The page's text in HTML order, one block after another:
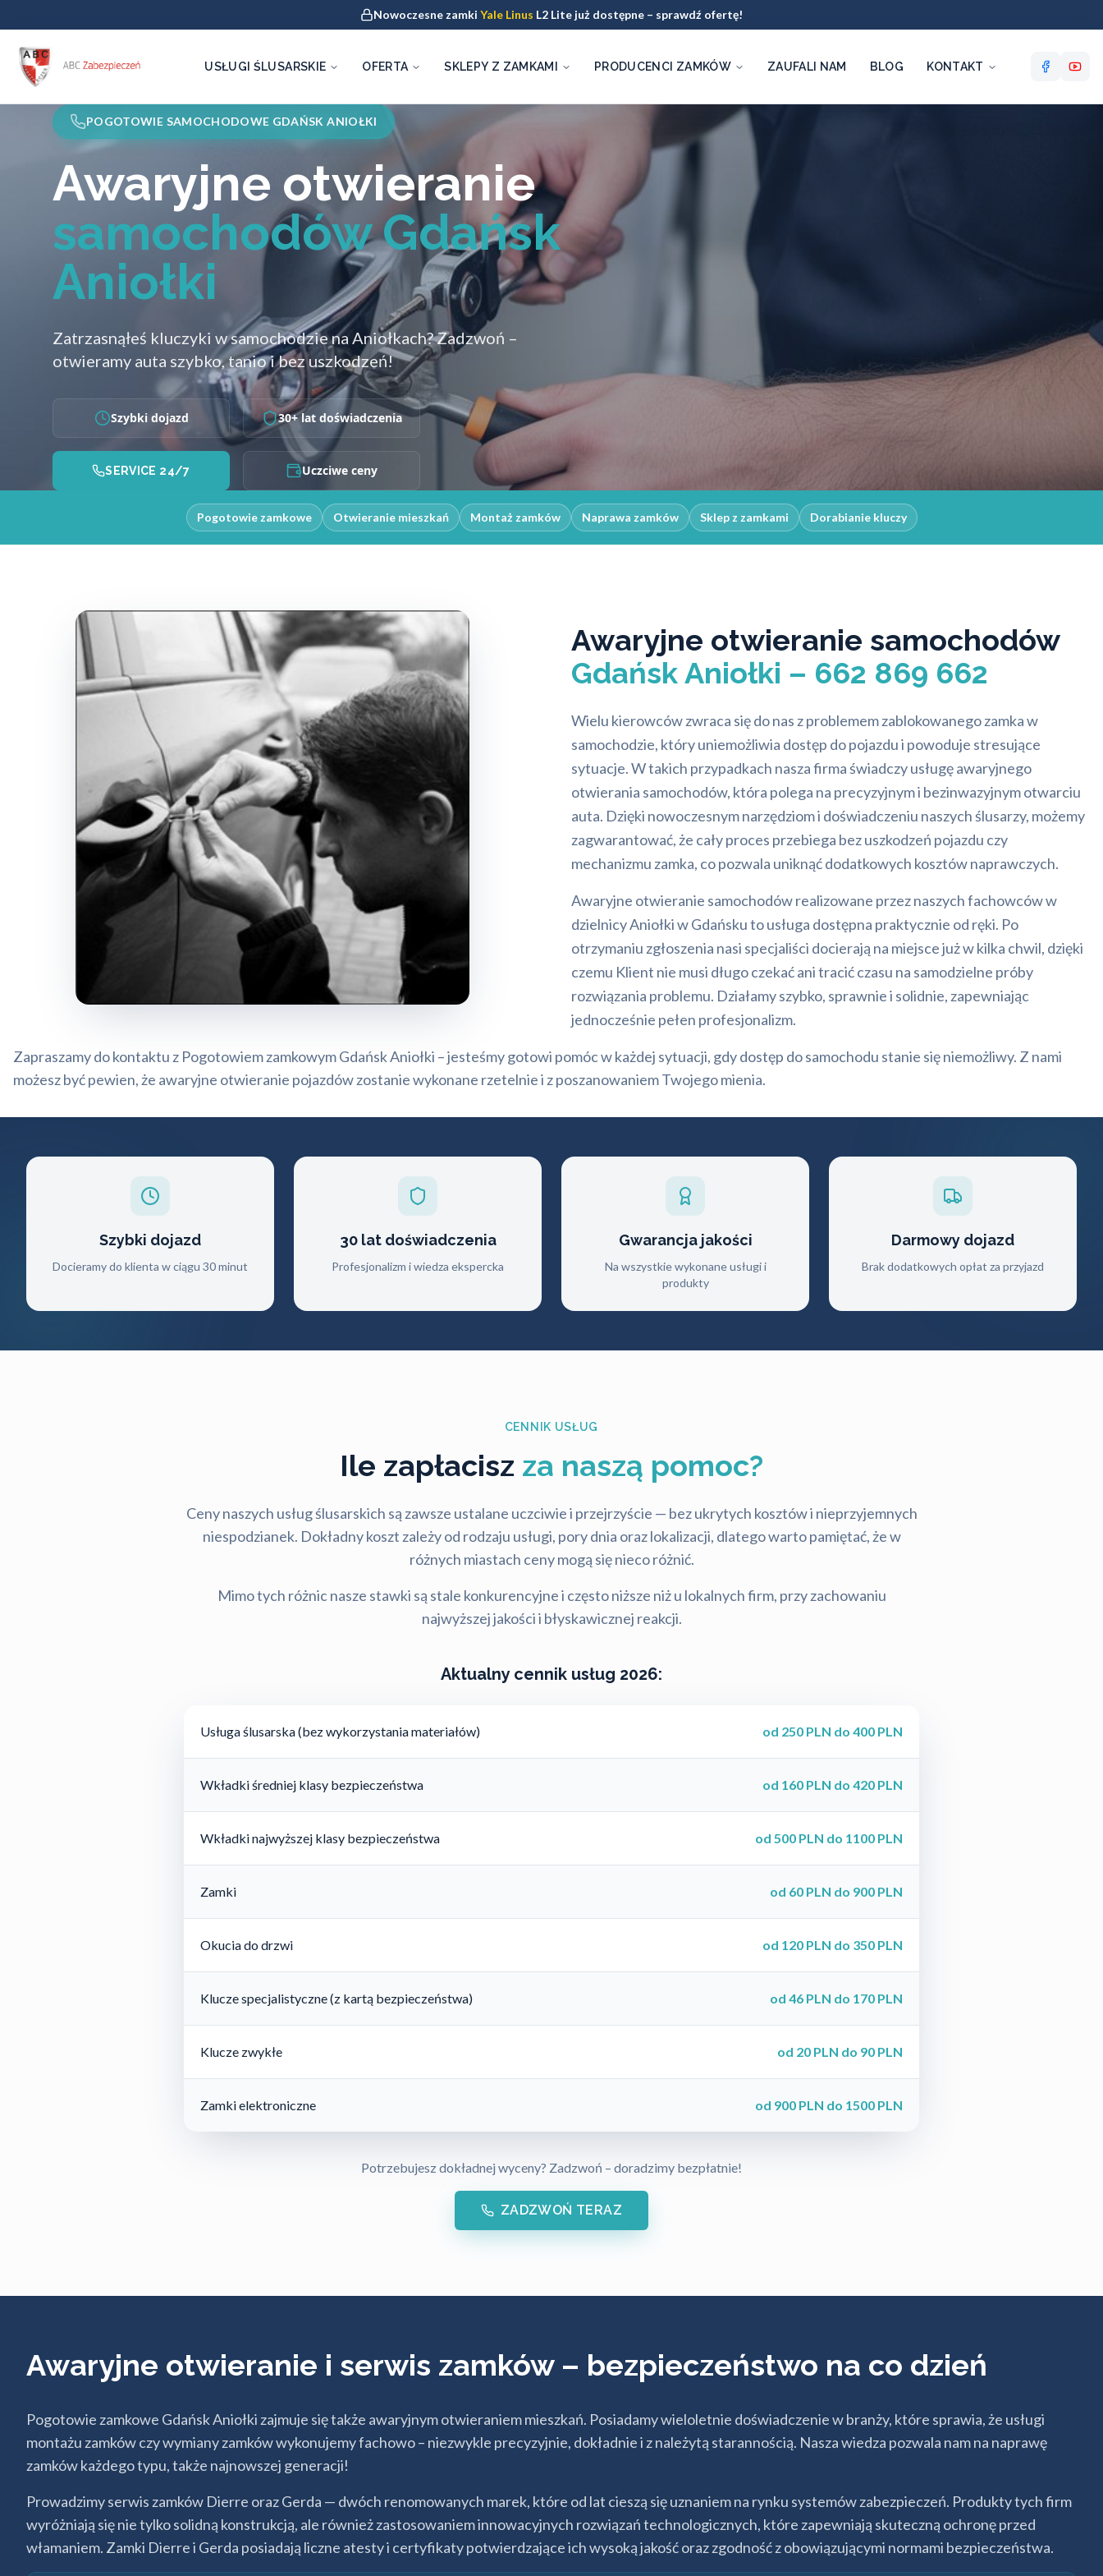
Nowoczesne zamki Yale Linus L2 Lite już dostępne – sprawdź ofertę!
USŁUGI ŚLUSARSKIE OFERTA SKLEPY Z ZAMKAMI PRODUCENCI ZAMKÓW ZAUFALI NAM BLOG KONTAKT
POGOTOWIE SAMOCHODOWE GDAŃSK ANIOŁKI
Awaryjne otwieranie
samochodów Gdańsk
Aniołki
Zatrzasnąłeś kluczyki w samochodzie na Aniołkach? Zadzwoń –
otwieramy auta szybko, tanio i bez uszkodzeń!
Szybki dojazd 30+ lat doświadczenia
SERVICE 24/7 Uczciwe ceny
Pogotowie zamkowe Otwieranie mieszkań Montaż zamków Naprawa zamków Sklep z zamkami Dorabianie kluczy
Awaryjne otwieranie samochodów
Gdańsk Aniołki – 662 869 662
Wielu kierowców zwraca się do nas z problemem zablokowanego zamka w
samochodzie, który uniemożliwia dostęp do pojazdu i powoduje stresujące
sytuacje. W takich przypadkach nasza firma świadczy usługę awaryjnego
otwierania samochodów, która polega na precyzyjnym i bezinwazyjnym otwarciu
auta. Dzięki nowoczesnym narzędziom i doświadczeniu naszych ślusarzy, możemy
zagwarantować, że cały proces przebiega bez uszkodzeń pojazdu czy
mechanizmu zamka, co pozwala uniknąć dodatkowych kosztów naprawczych.
Awaryjne otwieranie samochodów realizowane przez naszych fachowców w
dzielnicy Aniołki w Gdańsku to usługa dostępna praktycznie od ręki. Po
otrzymaniu zgłoszenia nasi specjaliści docierają na miejsce już w kilka chwil, dzięki
czemu Klient nie musi długo czekać ani tracić czasu na samodzielne próby
rozwiązania problemu. Działamy szybko, sprawnie i solidnie, zapewniając
jednocześnie pełen profesjonalizm.
Zapraszamy do kontaktu z Pogotowiem zamkowym Gdańsk Aniołki – jesteśmy gotowi pomóc w każdej sytuacji, gdy dostęp do samochodu stanie się niemożliwy. Z nami
możesz być pewien, że awaryjne otwieranie pojazdów zostanie wykonane rzetelnie i z poszanowaniem Twojego mienia.
Szybki dojazd
Docieramy do klienta w ciągu 30 minut
30 lat doświadczenia
Profesjonalizm i wiedza ekspercka
Gwarancja jakości
Na wszystkie wykonane usługi i
produkty
Darmowy dojazd
Brak dodatkowych opłat za przyjazd
CENNIK USŁUG
Ile zapłacisz za naszą pomoc?
Ceny naszych usług ślusarskich są zawsze ustalane uczciwie i przejrzyście — bez ukrytych kosztów i nieprzyjemnych
niespodzianek. Dokładny koszt zależy od rodzaju usługi, pory dnia oraz lokalizacji, dlatego warto pamiętać, że w
różnych miastach ceny mogą się nieco różnić.
Mimo tych różnic nasze stawki są stale konkurencyjne i często niższe niż u lokalnych firm, przy zachowaniu
najwyższej jakości i błyskawicznej reakcji.
Aktualny cennik usług 2026:
Usługa ślusarska (bez wykorzystania materiałów) od 250 PLN do 400 PLN
Wkładki średniej klasy bezpieczeństwa od 160 PLN do 420 PLN
Wkładki najwyższej klasy bezpieczeństwa od 500 PLN do 1100 PLN
Zamki od 60 PLN do 900 PLN
Okucia do drzwi od 120 PLN do 350 PLN
Klucze specjalistyczne (z kartą bezpieczeństwa) od 46 PLN do 170 PLN
Klucze zwykłe od 20 PLN do 90 PLN
Zamki elektroniczne od 900 PLN do 1500 PLN
Potrzebujesz dokładnej wyceny? Zadzwoń – doradzimy bezpłatnie!
ZADZWOŃ TERAZ
Awaryjne otwieranie i serwis zamków – bezpieczeństwo na co dzień
Pogotowie zamkowe Gdańsk Aniołki zajmuje się także awaryjnym otwieraniem mieszkań. Posiadamy wieloletnie doświadczenie w branży, które sprawia, że usługi
montażu zamków czy wymiany zamków wykonujemy fachowo – niezwykle precyzyjnie, dokładnie i z należytą starannością. Nasza wiedza pozwala nam na naprawę
zamków każdego typu, także najnowszej generacji!
Prowadzimy serwis zamków Dierre oraz Gerda — dwóch renomowanych marek, które od lat cieszą się uznaniem na rynku systemów zabezpieczeń. Produkty tych firm
wyróżniają się nie tylko solidną konstrukcją, ale również zastosowaniem innowacyjnych rozwiązań technologicznych, które zapewniają skuteczną ochronę przed
włamaniem. Zamki Dierre i Gerda posiadają liczne atesty i certyfikaty potwierdzające ich wysoką jakość oraz zgodność z obowiązującymi normami bezpieczeństwa.